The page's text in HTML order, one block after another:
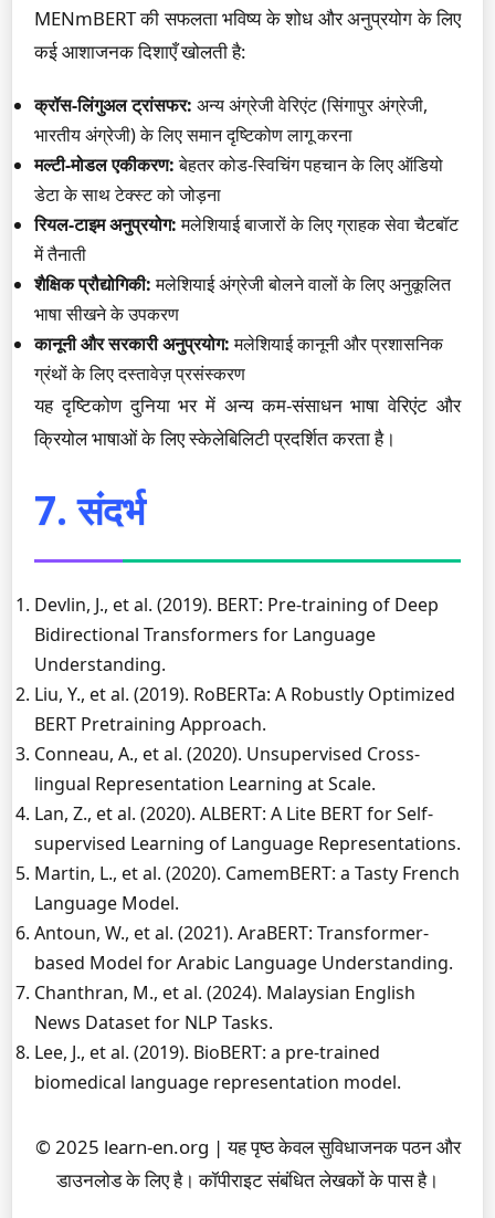
MENmBERT की सफलता भविष्य के शोध और अनुप्रयोग के लिए
कई आशाजनक दिशाएँ खोलती है:
क्रॉस-लिंगुअल ट्रांसफर: अन्य अंग्रेजी वेरिएंट (सिंगापुर अंग्रेजी,
भारतीय अंग्रेजी) के लिए समान दृष्टिकोण लागू करना
मल्टी-मोडल एकीकरण:बेहतर कोड-स्विचिंग पहचान के लिए ऑडियो
डेटा के साथ टेक्स्ट को जोड़ना
रियल-टाइम अनुप्रयोग:मलेशियाई बाजारों के लिए ग्राहक सेवा चैटबॉट
में तैनाती
शैक्षिक प्रौद्योगिकी:मलेशियाई अंग्रेजी बोलने वालों के लिए अनुकूलित
भाषा सीखने के उपकरण
कानूनी और सरकारी अनुप्रयोग:मलेशियाई कानूनी और प्रशासनिक
ग्रंथों के लिए दस्तावेज़ प्रसंस्करण
यह दृष्टिकोण दुनिया भर में अन्य कम-संसाधन भाषा वेरिएंट और
क्रियोल भाषाओं के लिए स्केलेबिलिटी प्रदर्शित करता है।
7. संदर्भ
Devlin, J., et al. (2019). BERT: Pre-training of Deep
Bidirectional Transformers for Language
Understanding.
Liu, Y., et al. (2019). RoBERTa: A Robustly Optimized
BERT Pretraining Approach.
Conneau, A., et al. (2020). Unsupervised Cross-
lingual Representation Learning at Scale.
Lan, Z., et al. (2020). ALBERT: A Lite BERT for Self-
supervised Learning of Language Representations.
Martin, L., et al. (2020). CamemBERT: a Tasty French
Language Model.
Antoun, W., et al. (2021). AraBERT: Transformer-
based Model for Arabic Language Understanding.
Chanthran, M., et al. (2024). Malaysian English
News Dataset for NLP Tasks.
Lee, J., et al. (2019). BioBERT: a pre-trained
biomedical language representation model.
© 2025 learn-en.org | यह पृष्ठ केवल सुविधाजनक पठन और
डाउनलोड के लिए है। कॉपीराइट संबंधित लेखकों के पास है।